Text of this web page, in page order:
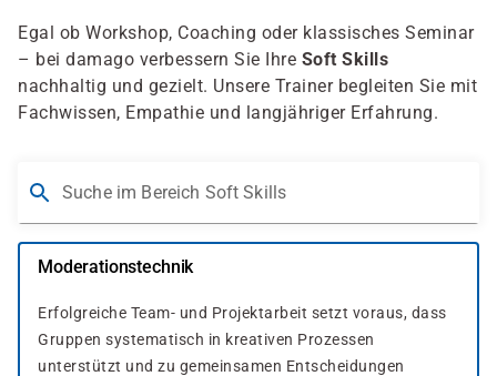
Egal ob Workshop, Coaching oder klassisches Seminar
– bei damago verbessern Sie Ihre Soft Skills
nachhaltig und gezielt. Unsere Trainer begleiten Sie mit
Fachwissen, Empathie und langjähriger Erfahrung.
Suche im Bereich Soft Skills
Moderationstechnik
Erfolgreiche Team- und Projektarbeit setzt voraus, dass
Gruppen systematisch in kreativen Prozessen
unterstützt und zu gemeinsamen Entscheidungen